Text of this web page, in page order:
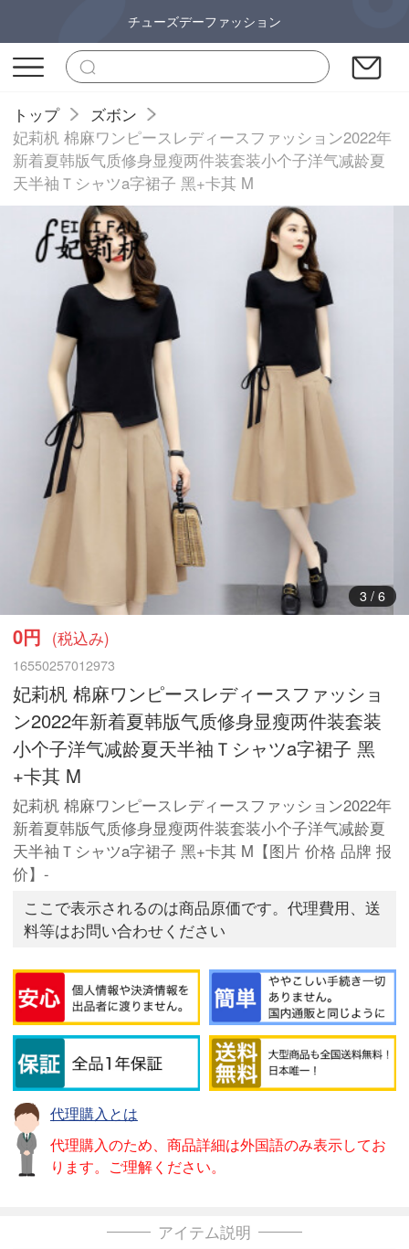
チューズデーファッション
トップ
ズボン
妃莉杋 棉麻ワンピースレディースファッション2022年
新着夏韩版气质修身显瘦两件装套装小个子洋气减龄夏
天半袖Ｔシャツa字裙子 黑+卡其 M
4/ 6
0円 (税込み)
16550257012973
妃莉杋 棉麻ワンピースレディースファッショ
ン2022年新着夏韩版气质修身显瘦两件装套装
小个子洋气减龄夏天半袖Ｔシャツa字裙子 黑
+卡其 M
妃莉杋 棉麻ワンピースレディースファッション2022年
新着夏韩版气质修身显瘦两件装套装小个子洋气减龄夏
天半袖Ｔシャツa字裙子 黑+卡其 M【图片 价格 品牌 报
价】-
ここで表示されるのは商品原価です。代理費用、送
料等はお問い合わせください
代理購入とは
代理購入のため、商品詳細は外国語のみ表示してお
ります。ご理解ください。
アイテム説明